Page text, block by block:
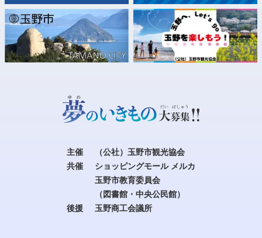
主催
（公社）玉野市観光協会
共催
ショッピングモール メルカ
玉野市教育委員会
（図書館・中央公民館）
後援
玉野商工会議所